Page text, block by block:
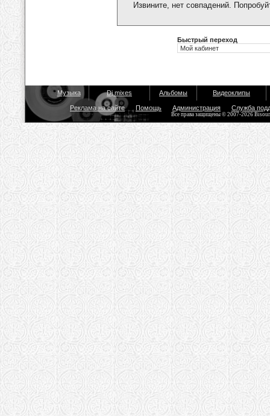
Извините, нет совпадений.
Быстрый переход
Музыка Dj mixes Альбомы Видеоклипы
Реклама на сайте Помощь Администрация Служба
Все права защищены © 2007-2026